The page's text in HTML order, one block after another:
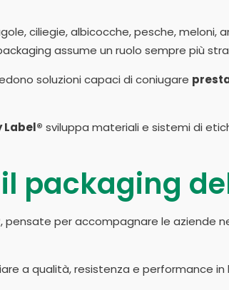
ciliegie, albicocche, pesche, meloni,
assume un ruolo sempre più
soluzioni capaci di coniugare
Label® sviluppa materiali e sistemi di
packaging
, pensate per accompagnare le aziende
a qualità, resistenza e performance in